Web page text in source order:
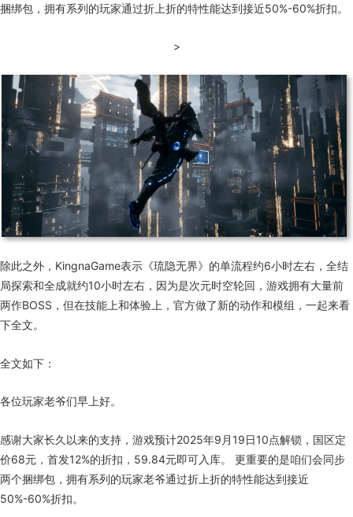
捆绑包，拥有系列的玩家通过折上折的特性能达到接近50%-60%折扣。
>
除此之外，KingnaGame表示《琉隐无界》的单流程约6小时左右，全结
局探索和全成就约10小时左右，因为是次元时空轮回，游戏拥有大量前
两作BOSS，但在技能上和体验上，官方做了新的动作和模组，一起来看
下全文。
全文如下：
各位玩家老爷们早上好。
感谢大家长久以来的支持，游戏预计2025年9月19日10点解锁，国区定
价68元，首发12%的折扣，59.84元即可入库。 更重要的是咱们会同步
两个捆绑包，拥有系列的玩家老爷通过折上折的特性能达到接近
50%-60%折扣。